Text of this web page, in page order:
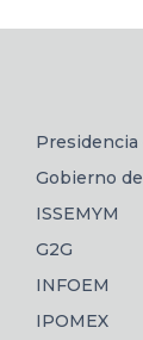
Presidencia
Gobierno
ISSEMYM
G2G
INFOEM
IPOMEX